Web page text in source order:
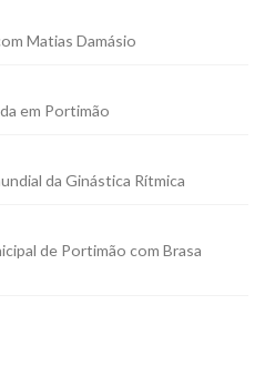
Matias Damásio
em Portimão
da Ginástica Rítmica
de Portimão com Brasa